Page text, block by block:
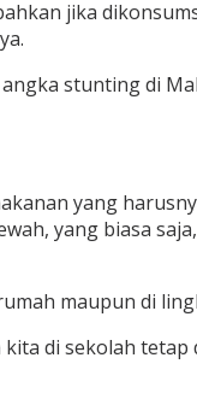
jika
stunting di
yang
yang biasa
maupun di
di sekolah tetap